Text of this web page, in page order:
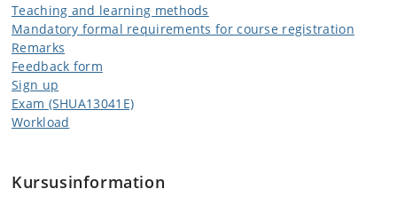
Teaching and learning methods
Mandatory formal requirements for course registration
Remarks
Feedback form
Sign up
Exam (SHUA13041E)
Workload
Kursusinformation